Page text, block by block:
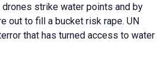
drones strike water points and by
out to fill a bucket risk rape. UN
that has turned access to water